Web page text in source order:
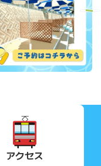
Next
アクセス